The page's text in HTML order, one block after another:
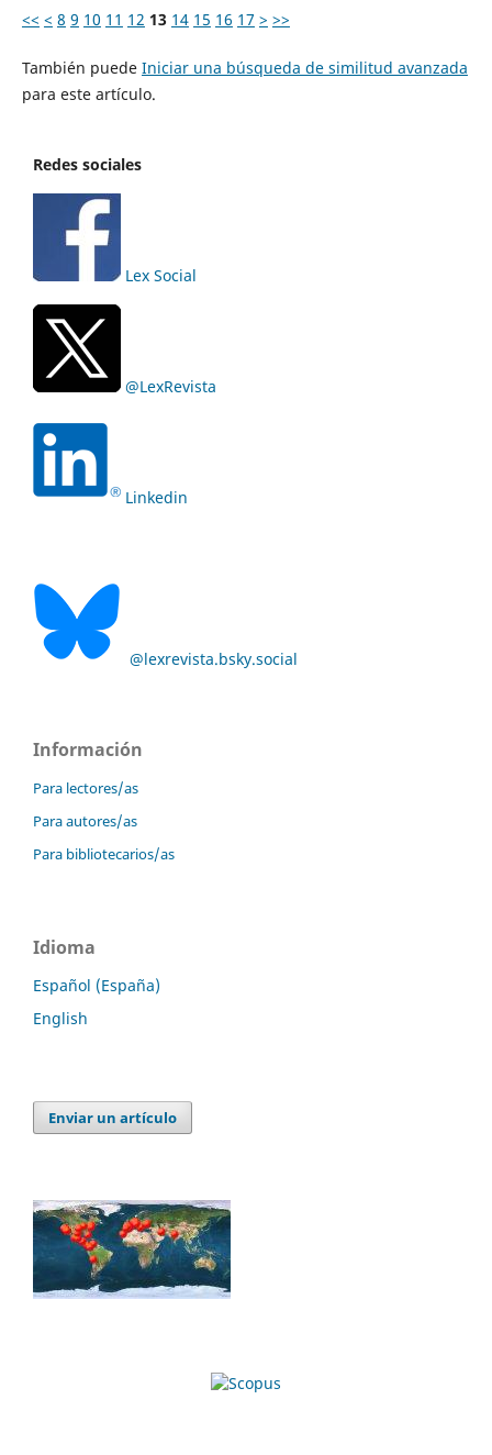
<< < 8 9 10 11 12 13 14 15 16 17 > >>
También puede Iniciar una búsqueda de similitud avanzada
para este artículo.
Redes sociales
Lex Social
@LexRevista
Linkedin
@lexrevista.bsky.social
Información
Para lectores/as
Para autores/as
Para bibliotecarios/as
Idioma
Español (España)
English
Enviar un artículo